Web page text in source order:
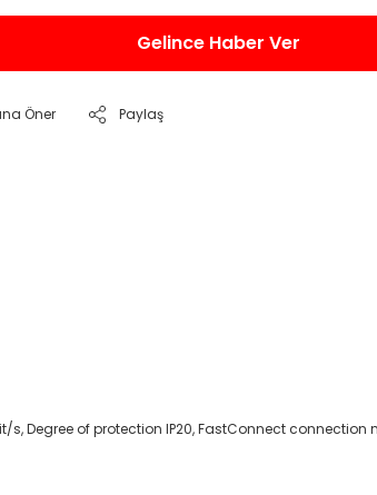
Gelince Haber Ver
Öner Paylaş
s, Degree of protection IP20, FastConnect connection